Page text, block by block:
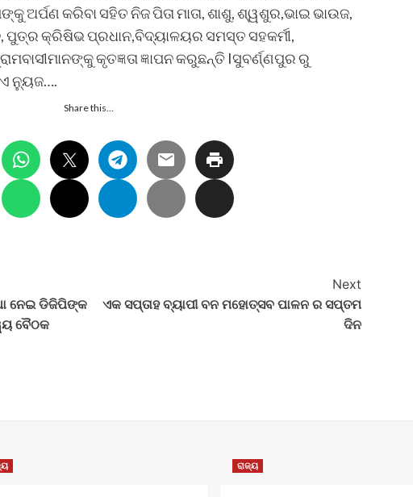
ଅର୍ପଣ କରିବା ସହିତ ନିଜ ପିତା ମାତା, ଶାଶୁ, ଶ୍ୱଶୁର,ଭାଇ ଭାଉଜ,
ପୁତ୍ର କ୍ରିଷିଭ ପ୍ରଧାନ,ବିଦ୍ୟାଳୟର ସମସ୍ତ ସହକର୍ମୀ,
କୃତଜ୍ଞତା ଜ୍ଞାପନ କରୁଛନ୍ତି Iସୁବର୍ଣ୍ଣପୁର ରୁ
ନ୍ୟୁଜ….
Share this…
ନେଇ ଡିଜିପିଙ୍କ
ବୈଠକ
Next
ଏକ ସପ୍ତାହ ବ୍ୟାପୀ ବନ ମହୋତ୍ସବ ପାଳନ ର ସପ୍ତମ
ଦିନ
ରାଜ୍ୟ